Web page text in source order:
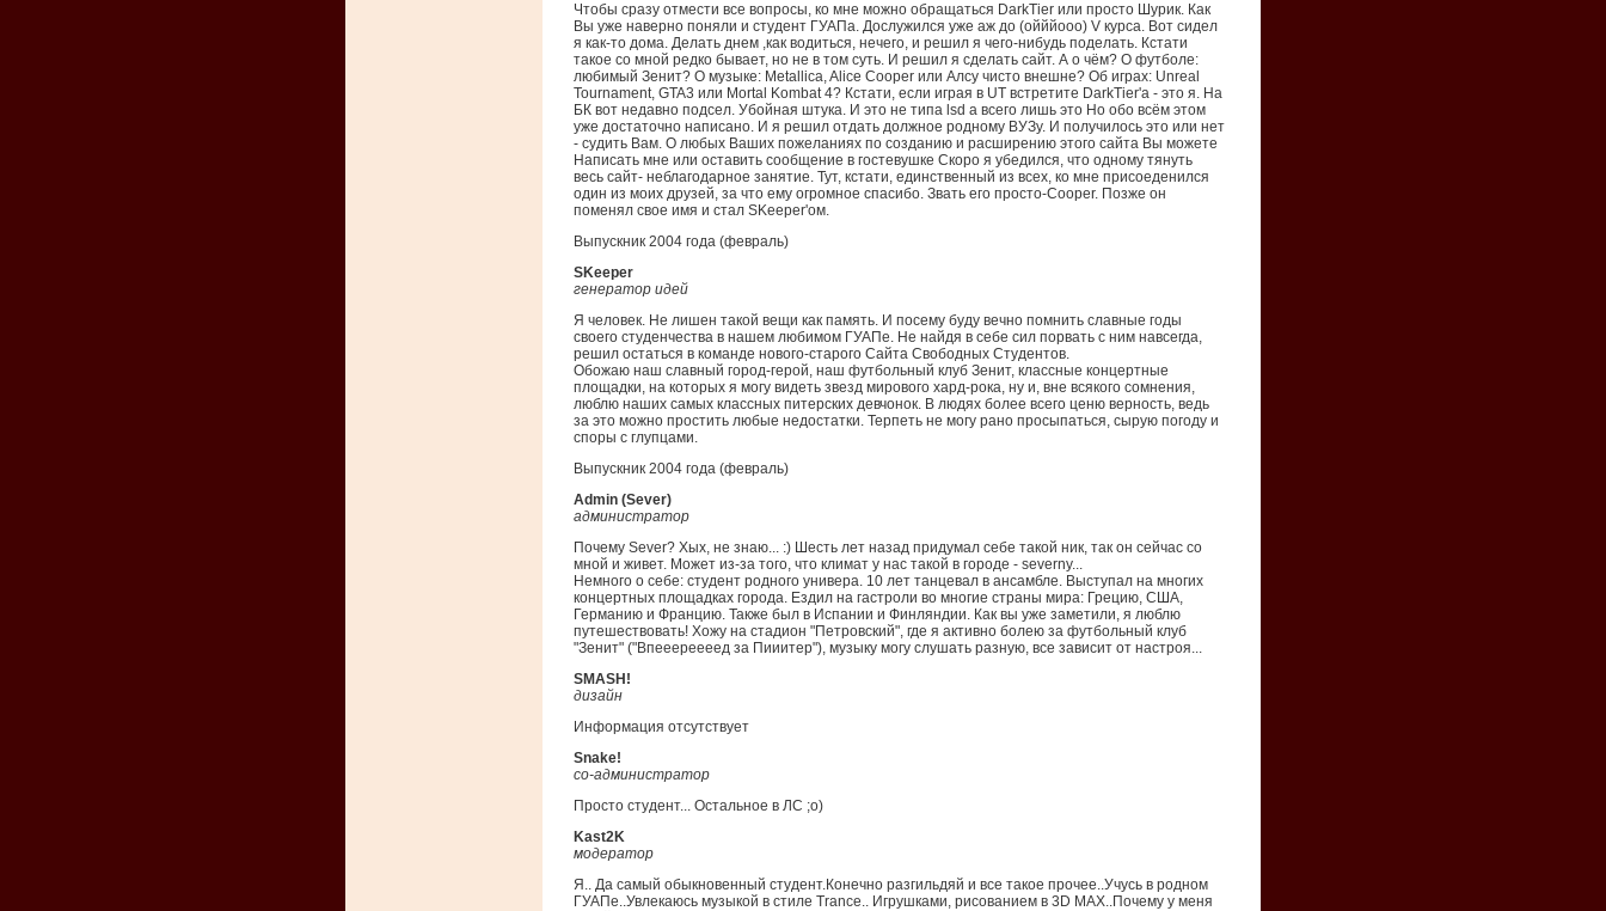
Чтобы сразу отмести все вопросы, ко мне можно обращаться DarkTier или просто Шурик. Как
Вы уже наверно поняли и студент ГУАПа. Дослужился уже аж до (ойййооо) V курса. Вот сидел
я как-то дома. Делать днем ,как водиться, нечего, и решил я чего-нибудь поделать. Кстати
такое со мной редко бывает, но не в том суть. И решил я сделать сайт. А о чём? О футболе:
любимый Зенит? О музыке: Metallica, Alice Cooper или Алсу чисто внешне? Об играх: Unreal
Tournament, GTA3 или Mortal Kombat 4? Кстати, если играя в UT встретите DarkTier'а - это я. На
БК вот недавно подсел. Убойная штука. И это не типа lsd а всего лишь это Но обо всём этом
уже достаточно написано. И я решил отдать должное родному ВУЗу. И получилось это или нет
- судить Вам. О любых Ваших пожеланиях по созданию и расширению этого сайта Вы можете
Написать мне или оставить сообщение в гостевушке Скоро я убедился, что одному тянуть
весь сайт- неблагодарное занятие. Тут, кстати, единственный из всех, ко мне присоеденился
один из моих друзей, за что ему огромное спасибо. Звать его просто-Cooper. Позже он
поменял свое имя и стал SKeeper'ом.
Выпускник 2004 года (февраль)
SKeeper
генератор идей
Я человек. Не лишен такой вещи как память. И посему буду вечно помнить славные годы
своего студенчества в нашем любимом ГУАПе. Не найдя в себе сил порвать с ним навсегда,
решил остаться в команде нового-старого Сайта Свободных Студентов.
Обожаю наш славный город-герой, наш футбольный клуб Зенит, классные концертные
площадки, на которых я могу видеть звезд мирового хард-рока, ну и, вне всякого сомнения,
люблю наших самых классных питерских девчонок. В людях более всего ценю верность, ведь
за это можно простить любые недостатки. Терпеть не могу рано просыпаться, сырую погоду и
споры с глупцами.
Выпускник 2004 года (февраль)
Admin (Sever)
администратор
Почему Sever? Хых, не знаю... :) Шесть лет назад придумал себе такой ник, так он сейчас со
мной и живет. Может из-за того, что климат у нас такой в городе - severny...
Немного о себе: студент родного универа. 10 лет танцевал в ансамбле. Выступал на многих
концертных площадках города. Ездил на гастроли во многие страны мира: Грецию, США,
Германию и Францию. Также был в Испании и Финляндии. Как вы уже заметили, я люблю
путешествовать! Хожу на стадион "Петровский", где я активно болею за футбольный клуб
"Зенит" ("Впееереееед за Пииитер"), музыку могу слушать разную, все зависит от настроя...
SMASH!
дизайн
Информация отсутствует
Snake!
со-администратор
Просто студент... Остальное в ЛС ;o)
Kast2K
модератор
Я.. Да самый обыкновенный студент.Конечно разгильдяй и все такое прочее..Учусь в родном
ГУАПе..Увлекаюсь музыкой в стиле Trance.. Игрушками, рисованием в 3D MAX..Почему у меня